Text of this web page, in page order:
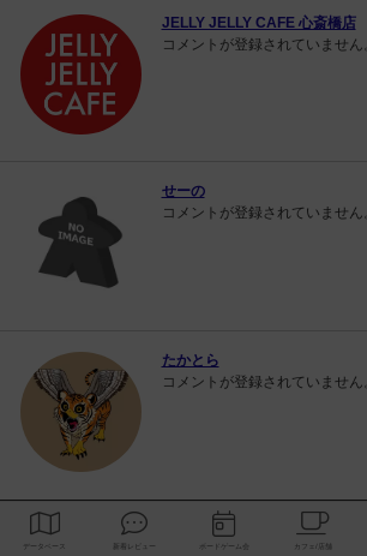
JELLY JELLY CAFE 心斎橋店
コメントが登録されていません
せーの
コメントが登録されていません
たかとら
コメントが登録されていません
ボドゲーマTOP